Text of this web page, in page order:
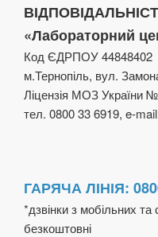
«Лабораторний
Код ЄДРПОУ 44848402
м.Тернопіль, вул.
Ліцензія МОЗ України
тел. 0800 33 6919, e-
ГАРЯЧА ЛІНІЯ:
*дзвінки з мобільних
безкоштовні